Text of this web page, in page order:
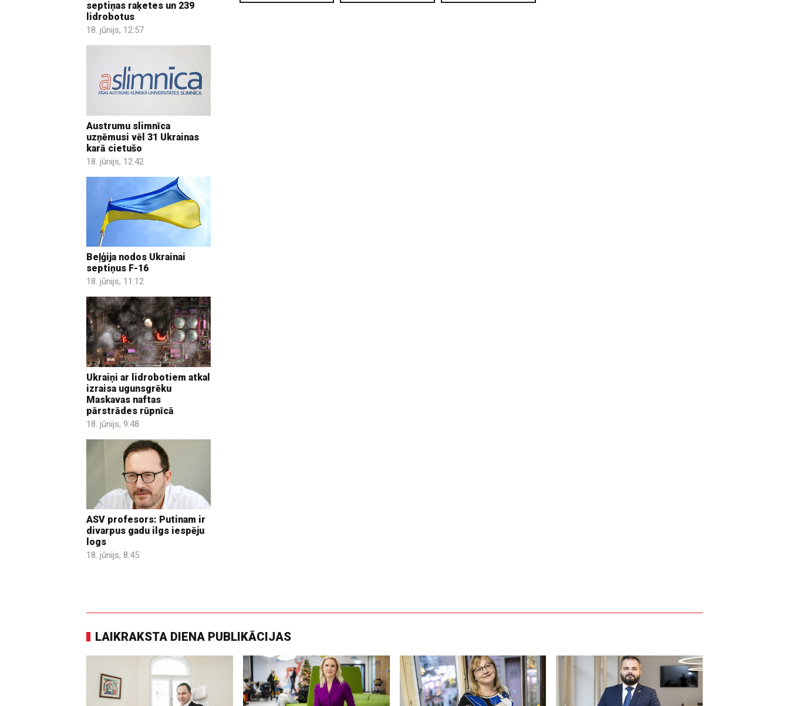
septiņas raķetes un 239
lidrobotus
18. jūnijs, 12:57
Austrumu slimnīca
uzņēmusi vēl 31 Ukrainas
karā cietušo
18. jūnijs, 12:42
Beļģija nodos Ukrainai
septiņus F-16
18. jūnijs, 11:12
Ukraiņi ar lidrobotiem atkal
izraisa ugunsgrēku
Maskavas naftas
pārstrādes rūpnīcā
18. jūnijs, 9:48
ASV profesors: Putinam ir
divarpus gadu ilgs iespēju
logs
18. jūnijs, 8:45
LAIKRAKSTA DIENA PUBLIKĀCIJAS